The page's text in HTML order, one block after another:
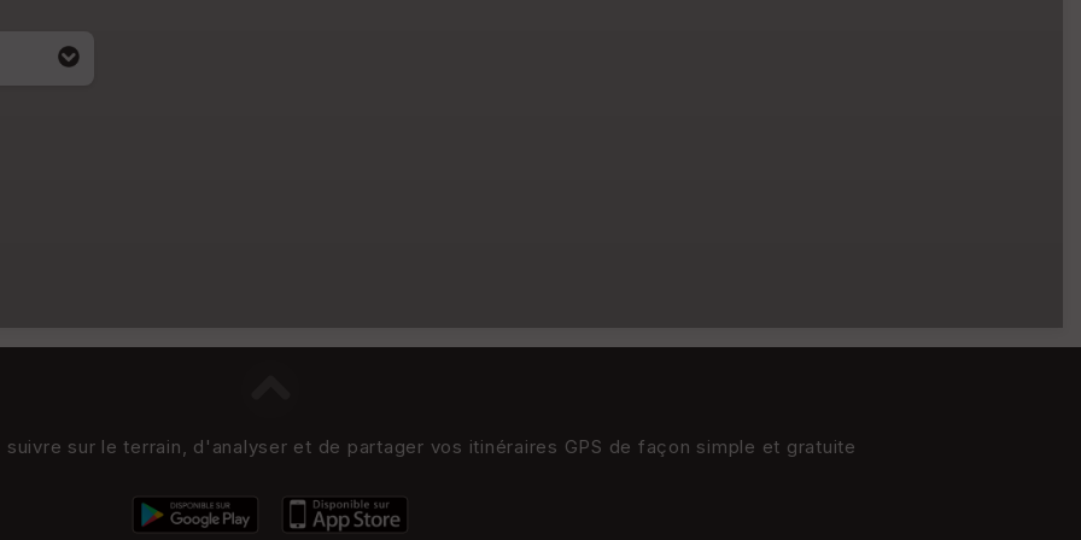
sur le terrain, d'analyser et de partager vos itinéraires GPS de façon simple et gratuite